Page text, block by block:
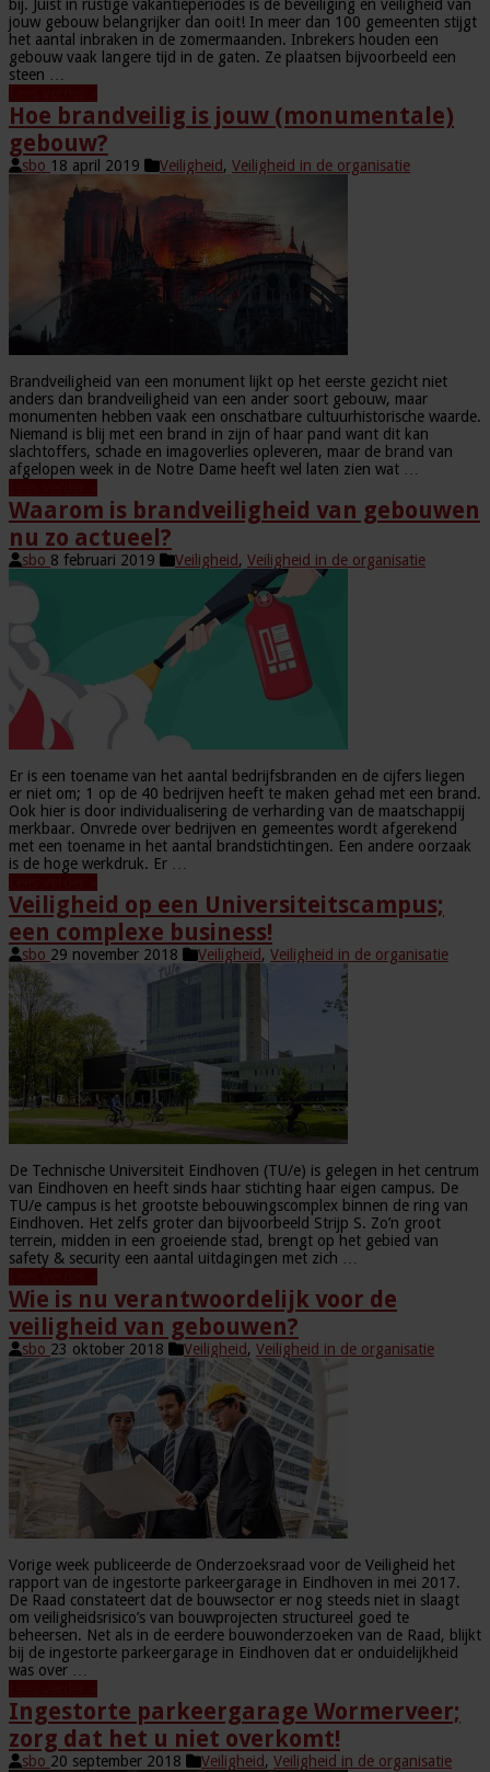
bij. Juist in rustige vakantieperiodes is de beveiliging en veiligheid van
jouw gebouw belangrijker dan ooit! In meer dan 100 gemeenten stijgt
het aantal inbraken in de zomermaanden. Inbrekers houden een
gebouw vaak langere tijd in de gaten. Ze plaatsen bijvoorbeeld een
steen …
Hoe brandveilig is jouw (monumentale)
gebouw?
sbo 18 april 2019 Veiligheid, Veiligheid in de organisatie
Brandveiligheid van een monument lijkt op het eerste gezicht niet
anders dan brandveiligheid van een ander soort gebouw, maar
monumenten hebben vaak een onschatbare cultuurhistorische waarde.
Niemand is blij met een brand in zijn of haar pand want dit kan
slachtoffers, schade en imagoverlies opleveren, maar de brand van
afgelopen week in de Notre Dame heeft wel laten zien wat …
Waarom is brandveiligheid van gebouwen
nu zo actueel?
sbo 8 februari 2019 Veiligheid, Veiligheid in de organisatie
Er is een toename van het aantal bedrijfsbranden en de cijfers liegen
er niet om; 1 op de 40 bedrijven heeft te maken gehad met een brand.
Ook hier is door individualisering de verharding van de maatschappij
merkbaar. Onvrede over bedrijven en gemeentes wordt afgerekend
met een toename in het aantal brandstichtingen. Een andere oorzaak
is de hoge werkdruk. Er …
Veiligheid op een Universiteitscampus;
een complexe business!
sbo 29 november 2018 Veiligheid, Veiligheid in de organisatie
De Technische Universiteit Eindhoven (TU/e) is gelegen in het centrum
van Eindhoven en heeft sinds haar stichting haar eigen campus. De
TU/e campus is het grootste bebouwingscomplex binnen de ring van
Eindhoven. Het zelfs groter dan bijvoorbeeld Strijp S. Zo’n groot
terrein, midden in een groeiende stad, brengt op het gebied van
safety & security een aantal uitdagingen met zich …
Wie is nu verantwoordelijk voor de
veiligheid van gebouwen?
sbo 23 oktober 2018 Veiligheid, Veiligheid in de organisatie
Vorige week publiceerde de Onderzoeksraad voor de Veiligheid het
rapport van de ingestorte parkeergarage in Eindhoven in mei 2017.
De Raad constateert dat de bouwsector er nog steeds niet in slaagt
om veiligheidsrisico’s van bouwprojecten structureel goed te
beheersen. Net als in de eerdere bouwonderzoeken van de Raad, blijkt
bij de ingestorte parkeergarage in Eindhoven dat er onduidelijkheid
was over …
Ingestorte parkeergarage Wormerveer;
zorg dat het u niet overkomt!
sbo 20 september 2018 Veiligheid, Veiligheid in de organisatie